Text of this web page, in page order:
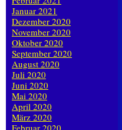
Januar 2021
Dezember 2020
November 2020
Oktober 2020
September 2020
August 2020
Juli 2020
Juni 2020
Mai 2020
April 2020
März 2020
Februar 2020